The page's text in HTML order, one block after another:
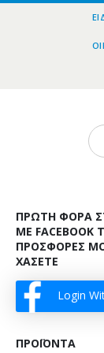
ΠΡΏΤΗ ΦΟΡΆ
ΜΕ
ΠΡΟΣΦΟΡΈΣ
ΧΆΣΕΤΕ
Login
ΠΡΟΪΌΝΤΑ